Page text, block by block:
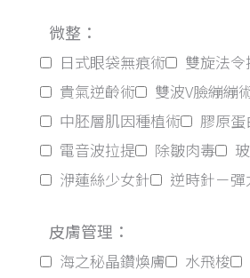
微整：
日式眼袋無痕術
雙旋法
貴氣逆齡術
雙波V臉繃繃
中胚層肌因種植術
膠原
電音波拉提
除皺肉毒
洢蓮絲少女針
逆時針－
皮膚管理：
海之秘晶鑽煥膚 水飛梭